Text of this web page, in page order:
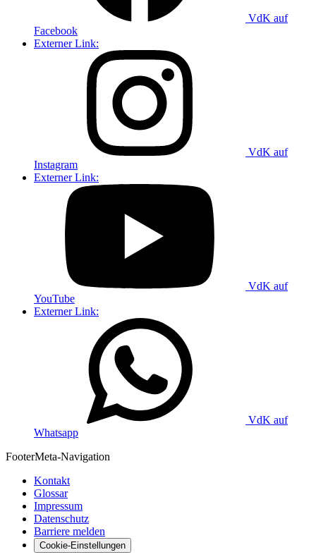
VdK auf
Facebook
Externer Link:
VdK auf
Instagram
Externer Link:
VdK auf
YouTube
Externer Link:
VdK auf
Whatsapp
FooterMeta-Navigation
Kontakt
Glossar
Impressum
Datenschutz
Barriere melden
Cookie-Einstellungen